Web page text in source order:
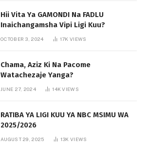
Hii Vita Ya GAMONDI Na FADLU
Inaichangamsha Vipi Ligi Kuu?
OCTOBER 3, 2024 17KVIEWS
Chama, Aziz Ki Na Pacome
Watachezaje Yanga?
JUNE 27, 2024 14KVIEWS
RATIBA YA LIGI KUU YA NBC MSIMU WA
2025/2026
AUGUST 29, 2025 13KVIEWS